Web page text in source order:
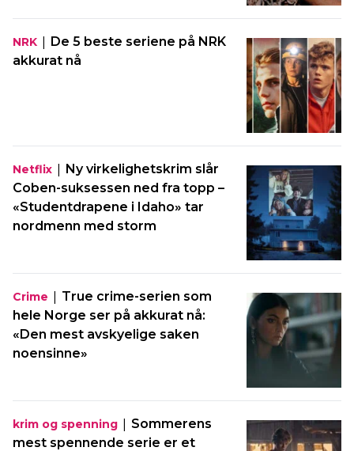
NRK | De 5 beste seriene på NRK
akkurat nå
Netflix | Ny virkelighetskrim slår
Coben-suksessen ned fra topp –
«Studentdrapene i Idaho» tar
nordmenn med storm
Crime | True crime-serien som
hele Norge ser på akkurat nå:
«Den mest avskyelige saken
noensinne»
krim og spenning | Sommerens
mest spennende serie er et